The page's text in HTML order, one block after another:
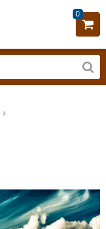
0